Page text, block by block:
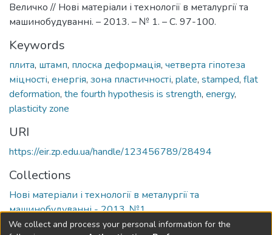
Величко // Нові матеріали і технології в металургії та
машинобудуванні. – 2013. – № 1. – С. 97-100.
Keywords
плита, штамп, плоска деформація, четверта гіпотеза
міцності, енергія, зона пластичності, plate, stamped, flat
deformation, the fourth hypothesis is strength, energy,
plasticity zone
URI
https://eir.zp.edu.ua/handle/123456789/28494
Collections
Нові матеріали і технології в металургії та
машинобудуванні - 2013, №1
We collect and process your personal information for the